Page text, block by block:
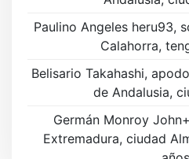
n
e
Paulino Angeles heru93,
Calahorra,
Belisario Takahashi,
de Andalusia,
Germán Monroy
Extremadura, ciudad